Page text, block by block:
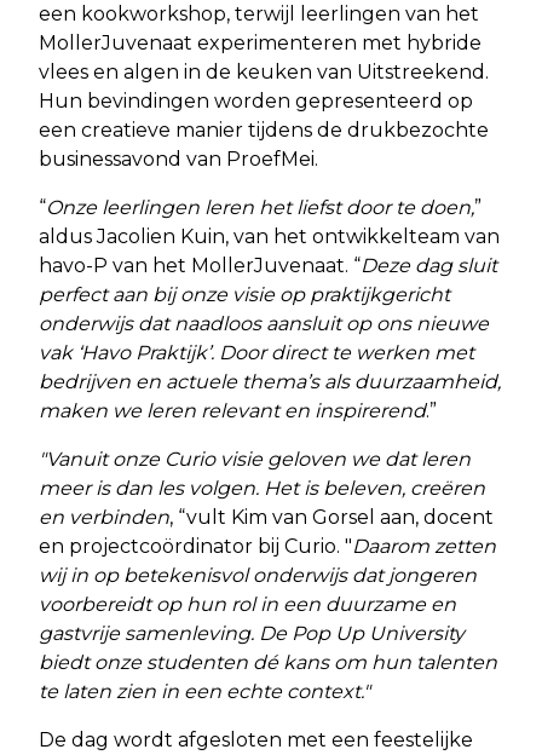
een kookworkshop, terwijl leerlingen van het
MollerJuvenaat experimenteren met hybride
vlees en algen in de keuken van Uitstreekend.
Hun bevindingen worden gepresenteerd op
een creatieve manier tijdens de drukbezochte
businessavond van ProefMei.
“Onze leerlingen leren het liefst door te doen,”
aldus Jacolien Kuin, van het ontwikkelteam van
havo-P van het MollerJuvenaat. “Deze dag sluit
perfect aan bij onze visie op praktijkgericht
onderwijs dat naadloos aansluit op ons nieuwe
vak ‘Havo Praktijk’. Door direct te werken met
bedrijven en actuele thema’s als duurzaamheid,
maken we leren relevant en inspirerend.”
"Vanuit onze Curio visie geloven we dat leren
meer is dan les volgen. Het is beleven, creëren
en verbinden, “vult Kim van Gorsel aan, docent
en projectcoördinator bij Curio. "Daarom zetten
wij in op betekenisvol onderwijs dat jongeren
voorbereidt op hun rol in een duurzame en
gastvrije samenleving. De Pop Up University
biedt onze studenten dé kans om hun talenten
te laten zien in een echte context."
De dag wordt afgesloten met een feestelijke